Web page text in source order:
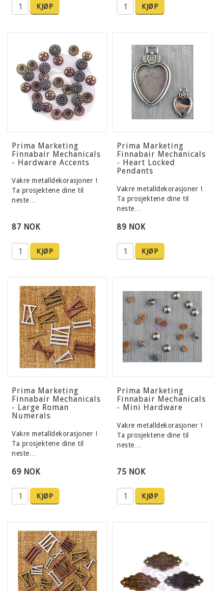
KJØP KJØP
Prima Marketing
Finnabair Mechanicals
- Hardware Accents
Vakre metalldekorasjoner !
Ta prosjektene dine til
neste…
87 NOK
KJØP
Prima Marketing
Finnabair Mechanicals
- Heart Locked
Pendants
Vakre metalldekorasjoner !
Ta prosjektene dine til
neste…
89 NOK
KJØP
Prima Marketing
Finnabair Mechanicals
- Large Roman
Numerals
Vakre metalldekorasjoner !
Ta prosjektene dine til
neste…
69 NOK
KJØP
Prima Marketing
Finnabair Mechanicals
- Mini Hardware
Vakre metalldekorasjoner !
Ta prosjektene dine til
neste…
75 NOK
KJØP